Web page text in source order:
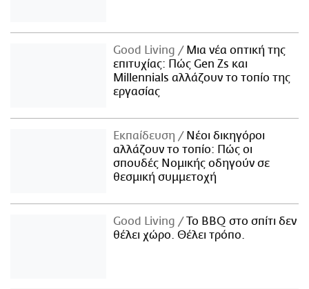
Good Living
Μια νέα οπτική της
επιτυχίας: Πώς Gen Zs και
Millennials αλλάζουν το τοπίο της
εργασίας
Εκπαίδευση
Νέοι δικηγόροι
αλλάζουν το τοπίο: Πώς οι
σπουδές Νομικής οδηγούν σε
θεσμική συμμετοχή
Good Living
Το BBQ στο σπίτι δεν
θέλει χώρο. Θέλει τρόπο.